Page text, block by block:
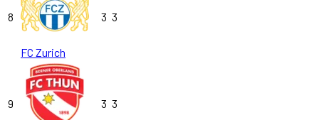
8
FC Zurich
3 3
9 3 3